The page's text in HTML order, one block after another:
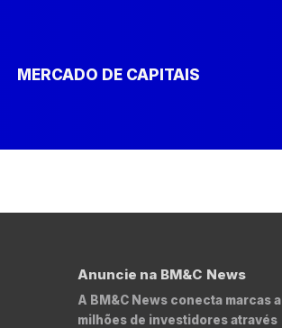
MERCADO DE CAPITAIS
Anuncie na BM&C News
A BM&C News conecta marcas a
milhões de investidores através